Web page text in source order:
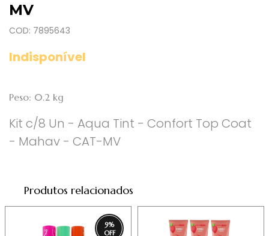
MV
COD: 7895643
Indisponível
Peso: 0.2 kg
Kit c/8 Un - Aqua Tint - Confort Top Coat
- Mahav - CAT-MV
Produtos relacionados
9%